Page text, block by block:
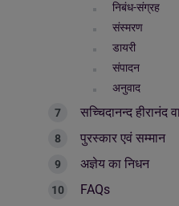
निबंध-संग्रह
संस्मरण
डायरी
संपादन
अनुवाद
सच्चिदानन्द हीरानंद
पुरस्कार एवं सम्मान
अज्ञेय का निधन
FAQs